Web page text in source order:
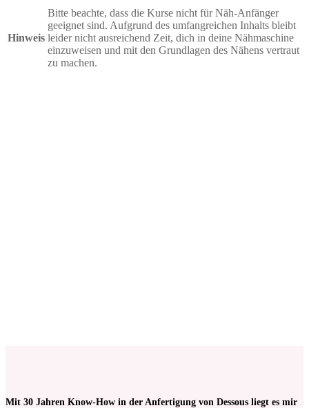
Hinweis
Bitte beachte, dass die Kurse nicht für Näh-Anfänger
geeignet sind. Aufgrund des umfangreichen Inhalts bleibt
leider nicht ausreichend Zeit, dich in deine Nähmaschine
einzuweisen und mit den Grundlagen des Nähens vertraut
zu machen.
Mit 30 Jahren Know-How in der Anfertigung von Dessous liegt es mir